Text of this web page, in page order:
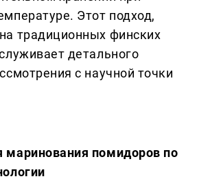
Этот подход,
традиционных финских
детального
с научной точки
маринования помидоров по